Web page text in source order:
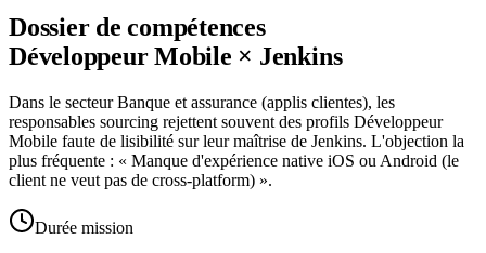
Dossier de compétences
Développeur Mobile × Jenkins
Dans le secteur Banque et assurance (applis clientes), les
responsables sourcing rejettent souvent des profils Développeur
Mobile faute de lisibilité sur leur maîtrise de Jenkins. L'objection la
plus fréquente : « Manque d'expérience native iOS ou Android (le
client ne veut pas de cross-platform) ».
Durée mission